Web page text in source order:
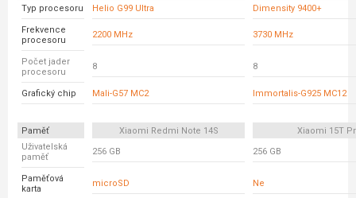
Typ procesoru
Helio G99 Ultra Dimensity 9400+
Frekvence
procesoru
2200 MHz 3730 MHz
Počet jader
procesoru
8 8
Grafický chip Mali-G57 MC2 Immortalis-G925 MC12
Paměť Xiaomi Redmi Note 14S
Xiaomi 15T
Uživatelská
paměť
256 GB 256 GB
Paměťová
karta
microSD Ne